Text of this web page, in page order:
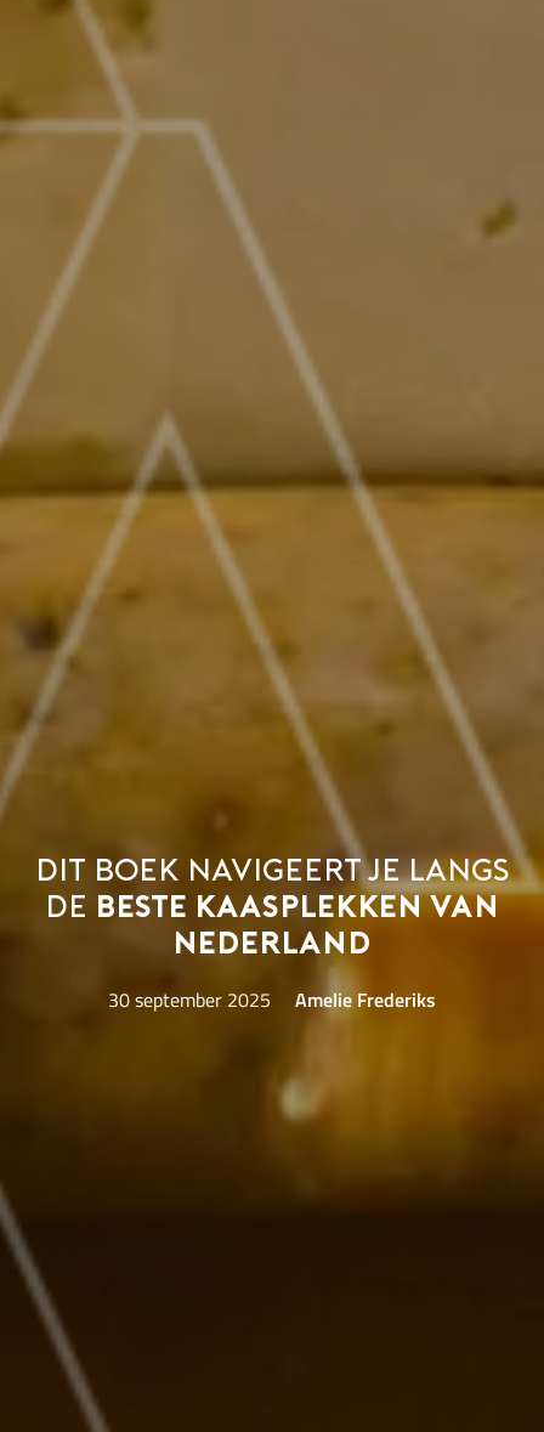
Dit boek navigeert je langs
de beste kaasplekken van
Nederland
30 september 2025 Amelie Frederiks